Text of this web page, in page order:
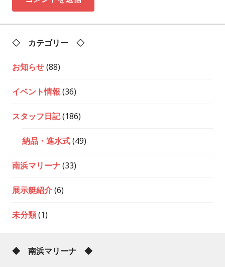
◇ カテゴリー ◇
お知らせ(88)
イベント情報 (36)
スタッフ日記(186)
納品・進水式(49)
南浜マリーナ(33)
展示艇紹介(6)
未分類(1)
◆ 南浜マリーナ ◆